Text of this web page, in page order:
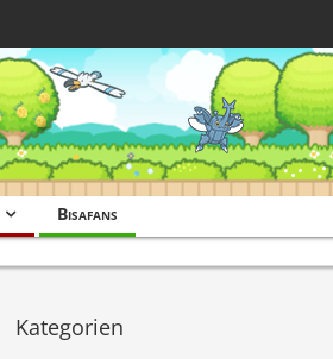
Bisafans
Kategorien